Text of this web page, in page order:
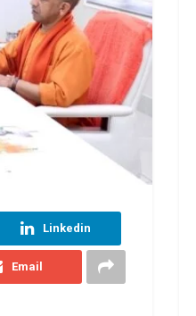
Linkedin
Email